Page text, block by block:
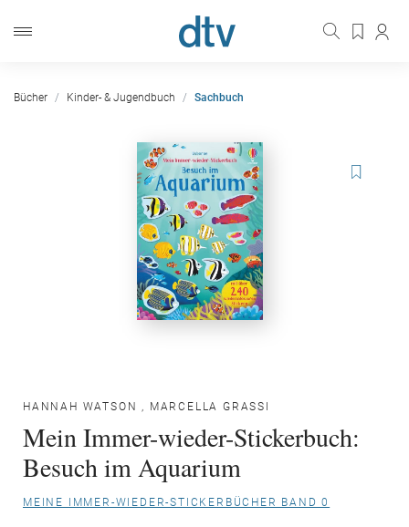
Bücher Kinder- & Jugendbuch Sachbuch
HANNAH WATSON , MARCELLA GRASSI
Mein Immer-wieder-Stickerbuch:
Besuch im Aquarium
MEINE IMMER-WIEDER-STICKERBÜCHER BAND 0